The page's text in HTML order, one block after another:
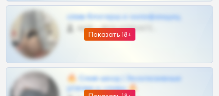
Показать 18+
слив блогерш и онлифанщиц
4675 •
🔥 Слив шкод | Эксклюзивные
утечки и сливы 🔥